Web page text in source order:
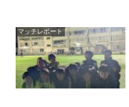
マッチレポート